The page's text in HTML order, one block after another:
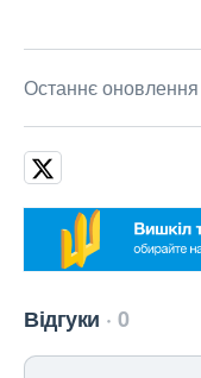
Останнє
Відгуки 0